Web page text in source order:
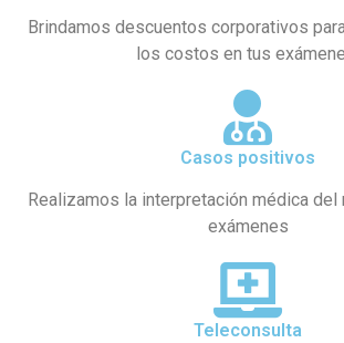
Brindamos descuentos corporativos
los costos en tus
Casos positivos
Realizamos la interpretación médica
exámenes
Teleconsulta